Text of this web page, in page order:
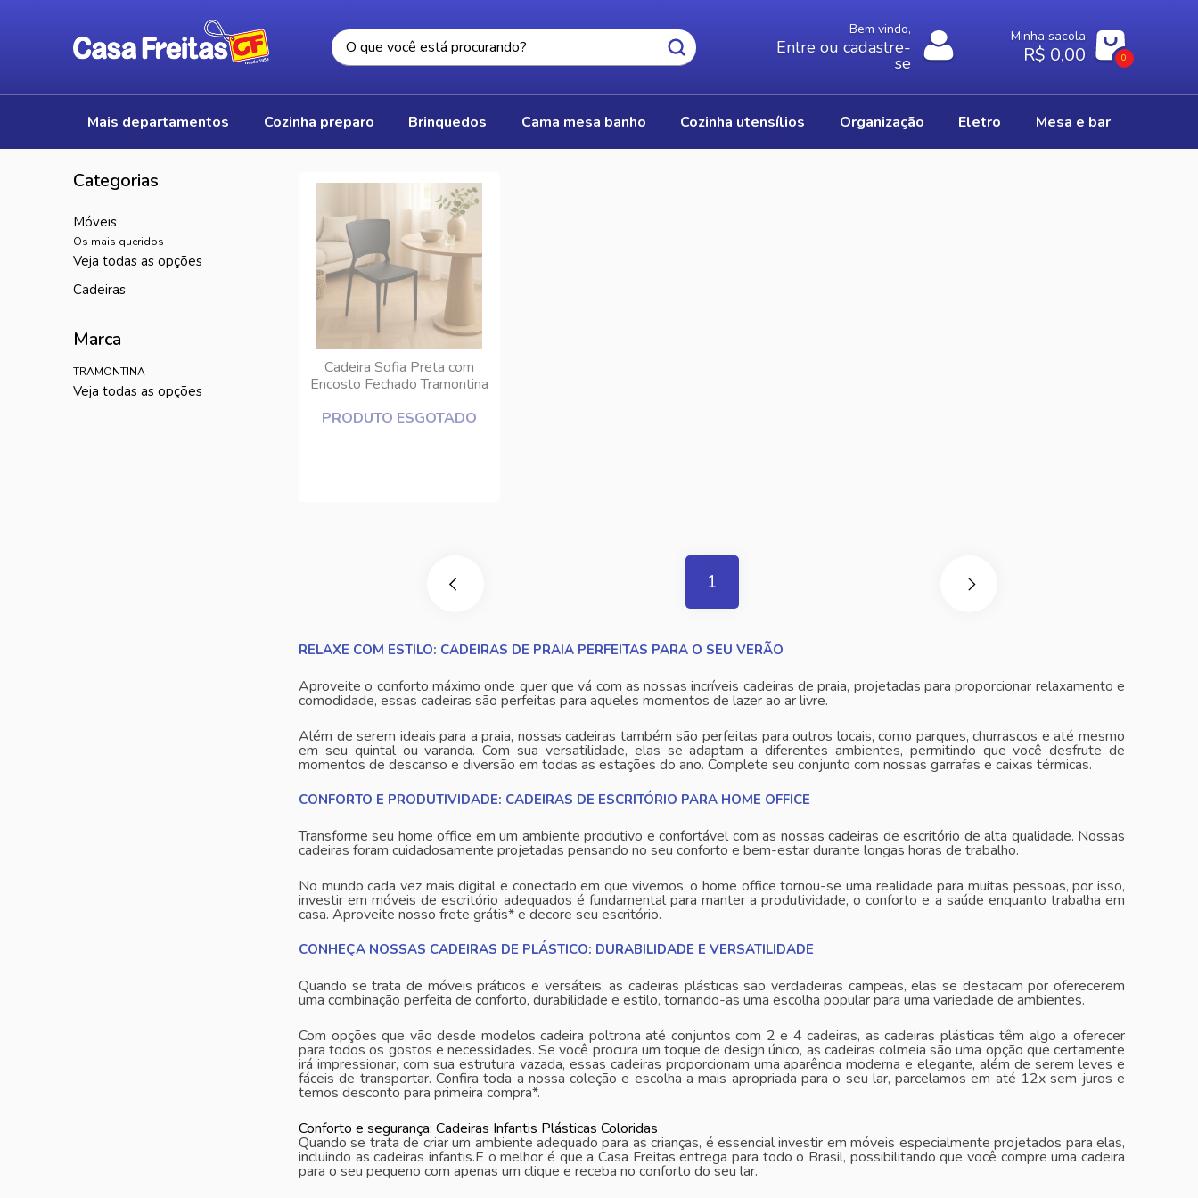
Bem vindo,
Entre ou cadastre-
se
Minha sacola
R$ 0,00 0
mais departamentos cozinha preparo brinquedos cama mesa banho cozinha utensílios organização eletro mesa e bar
móveis
Os mais queridos
veja todas as opções
cadeiras
Marca
TRAMONTINA
veja todas as opções
Cadeira Sofia Preta com
Encosto Fechado Tramontina
PRODUTO ESGOTADO
1
RELAXE COM ESTILO: CADEIRAS DE PRAIA PERFEITAS PARA O SEU VERÃO
Aproveite o conforto máximo onde quer que vá com as nossas incríveis cadeiras de praia, projetadas para proporcionar relaxamento e
comodidade, essas cadeiras são perfeitas para aqueles momentos de lazer ao ar livre.
Além de serem ideais para a praia, nossas cadeiras também são perfeitas para outros locais, como parques, churrascos e até mesmo
em seu quintal ou varanda. Com sua versatilidade, elas se adaptam a diferentes ambientes, permitindo que você desfrute de
momentos de descanso e diversão em todas as estações do ano. Complete seu conjunto com nossas garrafas e caixas térmicas.
CONFORTO E PRODUTIVIDADE: CADEIRAS DE ESCRITÓRIO PARA HOME OFFICE
Transforme seu home office em um ambiente produtivo e confortável com as nossas cadeiras de escritório de alta qualidade. Nossas
cadeiras foram cuidadosamente projetadas pensando no seu conforto e bem-estar durante longas horas de trabalho.
No mundo cada vez mais digital e conectado em que vivemos, o home office tornou-se uma realidade para muitas pessoas, por isso,
investir em móveis de escritório adequados é fundamental para manter a produtividade, o conforto e a saúde enquanto trabalha em
casa. Aproveite nosso frete grátis* e decore seu escritório.
CONHEÇA NOSSAS CADEIRAS DE PLÁSTICO: DURABILIDADE E VERSATILIDADE
Quando se trata de móveis práticos e versáteis, as cadeiras plásticas são verdadeiras campeãs, elas se destacam por oferecerem
uma combinação perfeita de conforto, durabilidade e estilo, tornando-as uma escolha popular para uma variedade de ambientes.
Com opções que vão desde modelos cadeira poltrona até conjuntos com 2 e 4 cadeiras, as cadeiras plásticas têm algo a oferecer
para todos os gostos e necessidades. Se você procura um toque de design único, as cadeiras colmeia são uma opção que certamente
irá impressionar, com sua estrutura vazada, essas cadeiras proporcionam uma aparência moderna e elegante, além de serem leves e
fáceis de transportar. Confira toda a nossa coleção e escolha a mais apropriada para o seu lar, parcelamos em até 12x sem juros e
temos desconto para primeira compra*.
Conforto e segurança: Cadeiras Infantis Plásticas Coloridas
Quando se trata de criar um ambiente adequado para as crianças, é essencial investir em móveis especialmente projetados para elas,
incluindo as cadeiras infantis.E o melhor é que a Casa Freitas entrega para todo o Brasil, possibilitando que você compre uma cadeira
para o seu pequeno com apenas um clique e receba no conforto do seu lar.